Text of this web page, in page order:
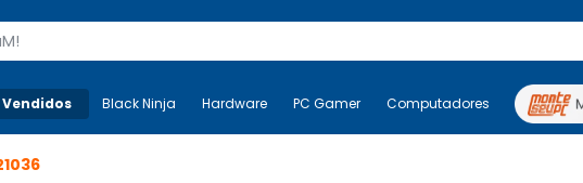
Mais-v- Black Ninja Hardware PC Gamer Computadores
Black Ninja Hardware PC Gamer Computadores Periféricos